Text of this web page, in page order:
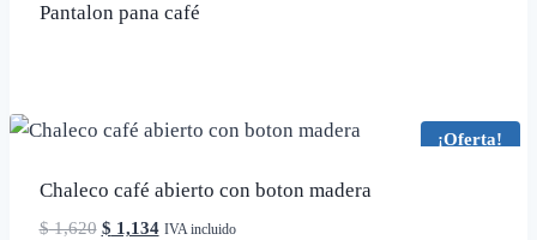
Pantalon pana café
¡Oferta!
Chaleco café abierto con boton madera
$1,620 El
$ 1,134ElIVA incluido